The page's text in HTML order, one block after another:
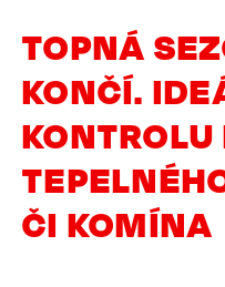
TOPNÁ
KONČÍ.
KONTROLU
ČI KOMÍNA